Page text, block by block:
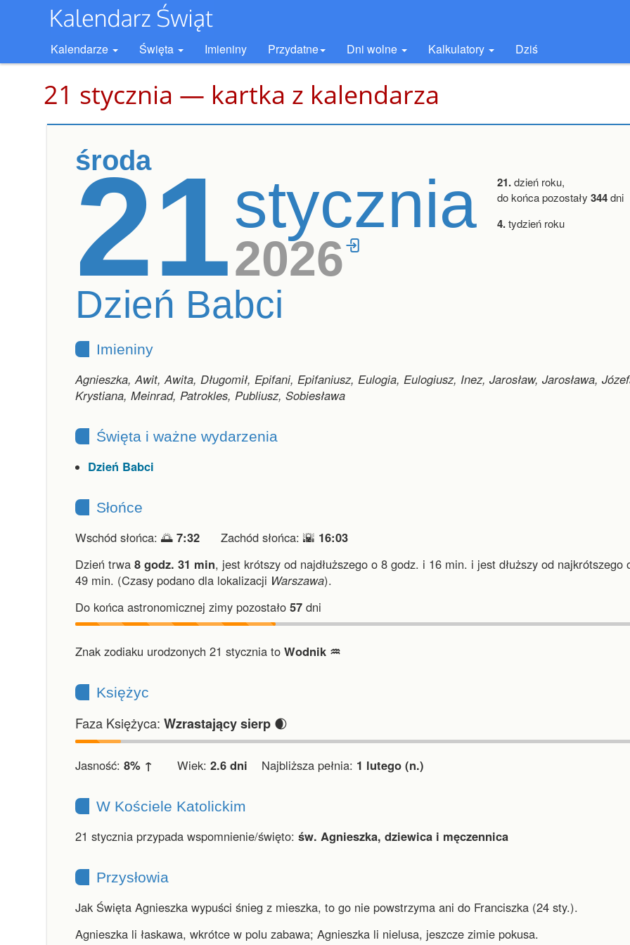
Kalendarze Święta Imieniny Przydatne Dni wolne Kalkulatory Dziś
21 stycznia — kartka z kalendarza
środa
21stycznia
2026
21.dzień roku,
do końca pozostały 344dni
4.tydzień roku
Dzień Babci
Imieniny
Agnieszka, Awit, Awita, Długomił, Epifani, Epifaniusz, Eulogia, Eulogiusz, Inez, Jarosław, Jarosława,
Krystiana, Meinrad, Patrokles, Publiusz, Sobiesława
Święta i ważne wydarzenia
Dzień Babci
Słońce
Wschód słońca: 🌅 7:32 Zachód słońca: 🌇 16:03
Dzień trwa 8 godz. 31 min, jest krótszy od najdłuższego o 8 godz. i 16 min. i jest dłuższy od najkrótszego
49 min. (Czasy podano dla lokalizacji Warszawa).
Do końca astronomicznej zimy pozostało 57 dni
Znak zodiaku urodzonych 21 stycznia to Wodnik ♒︎
Księżyc
Faza Księżyca: Wzrastający sierp 🌒
Jasność: 8% ↑ Wiek: 2.6 dni Najbliższa pełnia: 1 lutego (n.)
W Kościele Katolickim
21 stycznia przypada wspomnienie/święto: św. Agnieszka, dziewica i męczennica
Przysłowia
Jak Święta Agnieszka wypuści śnieg z mieszka, to go nie powstrzyma ani do Franciszka (24 sty.).
Agnieszka li łaskawa, wkrótce w polu zabawa; Agnieszka li nielusa, jeszcze zimie pokusa.